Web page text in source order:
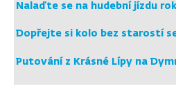
Nalaďte se na hudební jízdu
Dopřejte si kolo bez starostí
Putování z Krásné Lípy na